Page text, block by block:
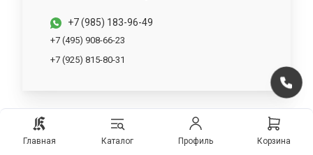
+7 (985) 183-96-49
+7 (495) 908-66-23
+7 (925) 815-80-31
Наш график работы
Главная Каталог Профиль Корзина